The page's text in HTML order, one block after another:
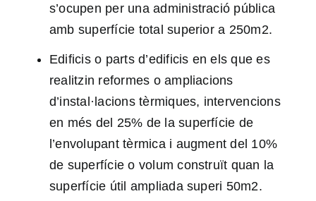
s’ocupen per una administració pública
amb superfície total superior a 250m2.
Edificis o parts d’edificis en els que es
realitzin reformes o ampliacions
d’instal·lacions tèrmiques, intervencions
en més del 25% de la superfície de
l’envolupant tèrmica i augment del 10%
de superfície o volum construït quan la
superfície útil ampliada superi 50m2.